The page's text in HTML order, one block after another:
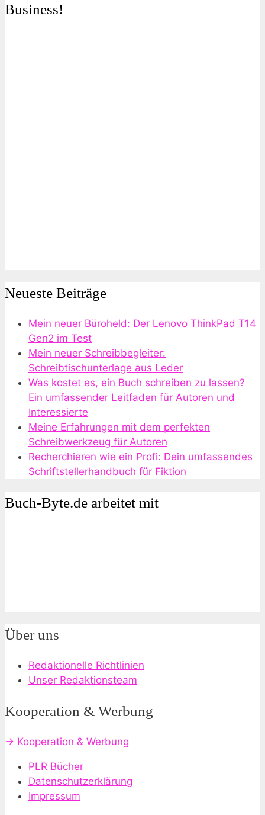
Business!
Neueste Beiträge
Mein neuer Büroheld: Der Lenovo ThinkPad T14
Gen2 im Test
Mein neuer Schreibbegleiter:
Schreibtischunterlage aus Leder
Was kostet es, ein Buch schreiben zu lassen?
Ein umfassender Leitfaden für Autoren und
Interessierte
Meine Erfahrungen mit dem perfekten
Schreibwerkzeug für Autoren
Recherchieren wie ein Profi: Dein umfassendes
Schriftstellerhandbuch für Fiktion
Buch-Byte.de arbeitet mit
Über uns
Redaktionelle Richtlinien
Unser Redaktionsteam
Kooperation & Werbung
→ Kooperation & Werbung
PLR Bücher
Datenschutzerklärung
Impressum